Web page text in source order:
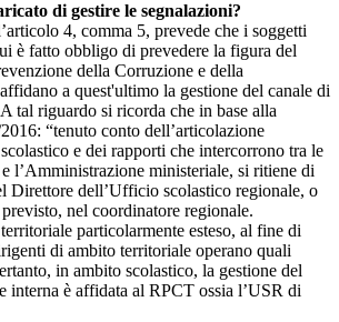
di gestire le segnalazioni?
4, comma 5, prevede che i soggetti
è fatto obbligo di prevedere la figura del
della Corruzione e della
a quest'ultimo la gestione del canale di
tal riguardo si ricorda che in base alla
“tenuto conto dell’articolazione
e dei rapporti che intercorrono tra le
l’Amministrazione ministeriale, si ritiene di
Direttore dell’Ufficio scolastico regionale, o
nel coordinatore regionale.
particolarmente esteso, al fine di
di ambito territoriale operano quali
in ambito scolastico, la gestione del
interna è affidata al RPCT ossia l’USR di